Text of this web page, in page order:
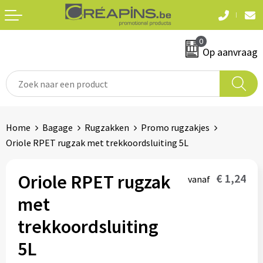
0
Op aanvraag
T-shirts
Sweaters en hoodies
Jassen
Badtextiel & douche
Automerken
Eten & drinken
Snoepgoed
Waterflesjes
Schrijf & papierwaren
Home Bagage Rugzakken
Promo rugzakjes
Oriole RPET rugzak met trekkoordsluiting 5L
Oriole RPET rugzak
met
trekkoordsluiting
5L
vanaf € 1,24